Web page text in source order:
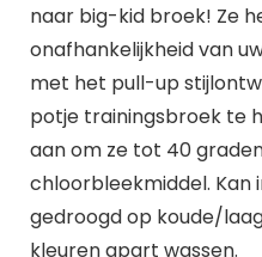
naar big-kid broek! Ze
onafhankelijkheid van
met het pull-up
potje trainingsbroek te
aan om ze tot 40
chloorbleekmiddel. Kan
gedroogd op koude/
kleuren apart wassen.